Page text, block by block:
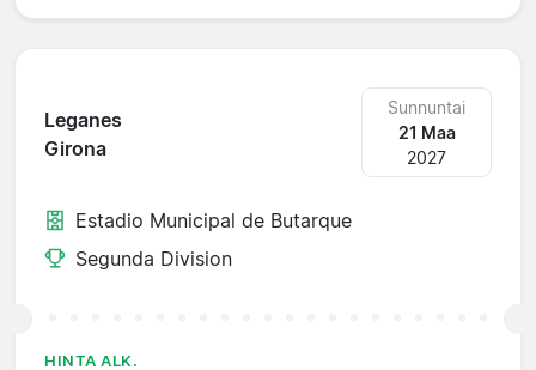
Leganes
Girona
Sunnuntai
21 Maa
2027
Estadio Municipal de Butarque
Segunda Division
HINTA ALK.